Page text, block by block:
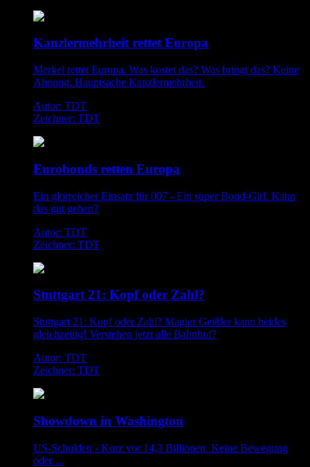
Kanzlermehrheit rettet Europa
Merkel rettet Europa. Was kostet das? Was bringt das? Keine
Ahnung. Hauptsache Kanzlermehrheit.
Autor: TDT
Zeichner: TDT
Eurobonds retten Europa
Ein glorreicher Einsatz für 007 - Ein super Bond-Girl. Kann
das gut gehen?
Autor: TDT
Zeichner: TDT
Stuttgart 21: Kopf oder Zahl?
Stuttgart 21: Kopf oder Zahl? Magier Geißler kann beides
gleichzeitig! Verstehen jetzt alle Bahnhof?
Autor: TDT
Zeichner: TDT
Showdown in Washington
US-Schulden - Kurz vor 14,3 Billionen. Keine Bewegung
oder ...